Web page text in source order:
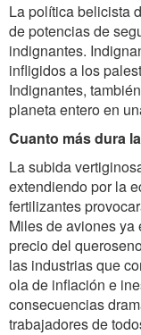
La política belicista
de potencias de
indignantes.
infligidos a los
Indignantes,
planeta entero en
Cuanto más dura
La subida
extendiendo por la
fertilizantes
Miles de aviones
precio del
las industrias que
ola de inflación e
consecuencias
trabajadores de